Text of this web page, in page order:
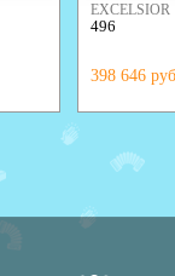
EXCELSIOR
496
398 646